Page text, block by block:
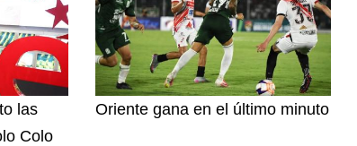
las
Colo
Oriente gana en el último minuto